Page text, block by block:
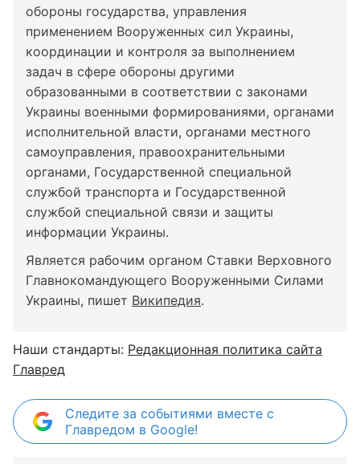
обороны государства, управления
применением Вооруженных сил Украины,
координации и контроля за выполнением
задач в сфере обороны другими
образованными в соответствии с законами
Украины военными формированиями, органами
исполнительной власти, органами местного
самоуправления, правоохранительными
органами, Государственной специальной
службой транспорта и Государственной
службой специальной связи и защиты
информации Украины.
Является рабочим органом Ставки Верховного
Главнокомандующего Вооруженными Силами
Украины, пишет Википедия.
Наши стандарты: Редакционная политика сайта
Главред
Следите за событиями вместе с
Главредом в Google!